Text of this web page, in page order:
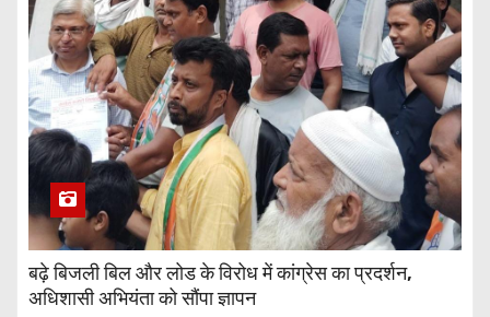
बढ़े बिजली बिल और लोड के विरोध में कांग्रेस का प्रदर्शन,
अधिशासी अभियंता को सौंपा ज्ञापन